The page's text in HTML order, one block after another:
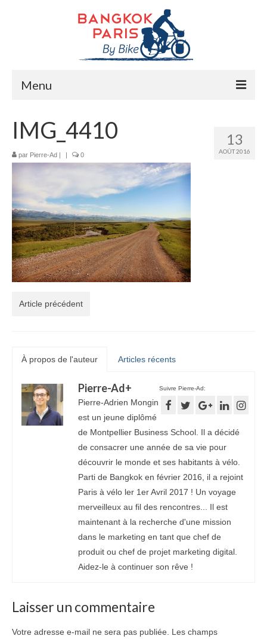
Menu
Préparation bike trip
La route
Mes rencontres
Me soutenir
Presse
13
AOÛT 2016
IMG_4410
par Pierre-Ad | | 0
Article précédent
À propos de l'auteur Articles récents
Suivre Pierre-Ad:
Pierre-Ad+
Pierre-Adrien Mongin
est un jeune diplômé
de Montpellier Business School. Il a décidé
de consacrer une année de sa vie pour
découvrir le monde et ses habitants à vélo.
Parti de Bangkok en février 2016, il a rejoint
Paris à vélo ler 1er Avril 2017 ! Un voyage
merveilleux au fil des rencontres... Il est
maintenant à la recherche d'une mission
dans le marketing en tant que chef de
produit ou chef de projet marketing digital.
Aidez-le à continuer son rêve !
Laisser un commentaire
Votre adresse e-mail ne sera pas publiée.
Les champs